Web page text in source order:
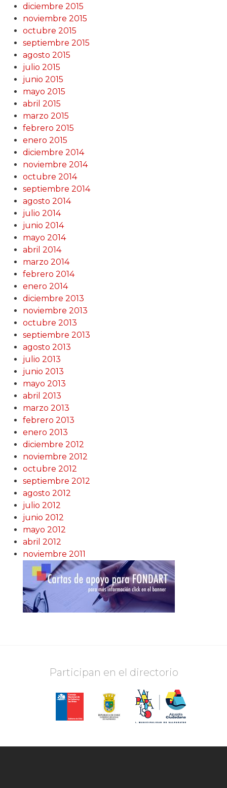
diciembre 2015
noviembre 2015
octubre 2015
septiembre 2015
agosto 2015
julio 2015
junio 2015
mayo 2015
abril 2015
marzo 2015
febrero 2015
enero 2015
diciembre 2014
noviembre 2014
octubre 2014
septiembre 2014
agosto 2014
julio 2014
junio 2014
mayo 2014
abril 2014
marzo 2014
febrero 2014
enero 2014
diciembre 2013
noviembre 2013
octubre 2013
septiembre 2013
agosto 2013
julio 2013
junio 2013
mayo 2013
abril 2013
marzo 2013
febrero 2013
enero 2013
diciembre 2012
noviembre 2012
octubre 2012
septiembre 2012
agosto 2012
julio 2012
junio 2012
mayo 2012
abril 2012
noviembre 2011
Participan en el directorio